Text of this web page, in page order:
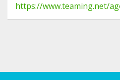
https://www.teaming.net/